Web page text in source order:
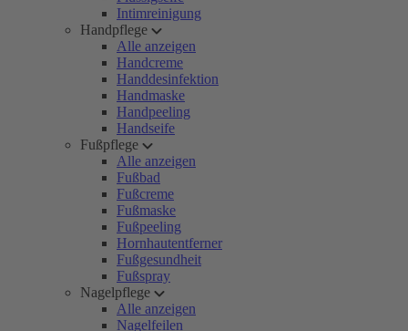
Intimreinigung
Handpflege
Alle anzeigen
Handcreme
Handdesinfektion
Handmaske
Handpeeling
Handseife
Fußpflege
Alle anzeigen
Fußbad
Fußcreme
Fußmaske
Fußpeeling
Hornhautentferner
Fußgesundheit
Fußspray
Nagelpflege
Alle anzeigen
Nagelfeilen